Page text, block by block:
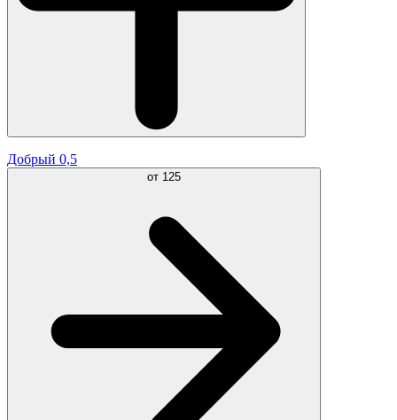
Добрый 0,5
от 125